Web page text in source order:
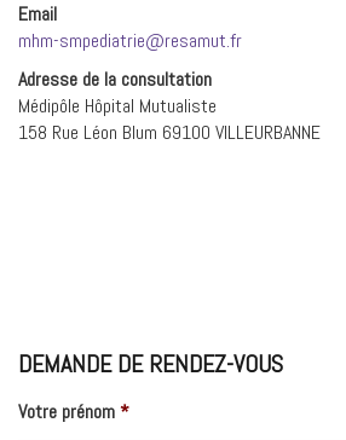
Email
mhm-smpediatrie@resamut.fr
Adresse de la consultation
Médipôle Hôpital Mutualiste
158 Rue Léon Blum 69100 VILLEURBANNE
DEMANDE DE RENDEZ-VOUS
Votre prénom*